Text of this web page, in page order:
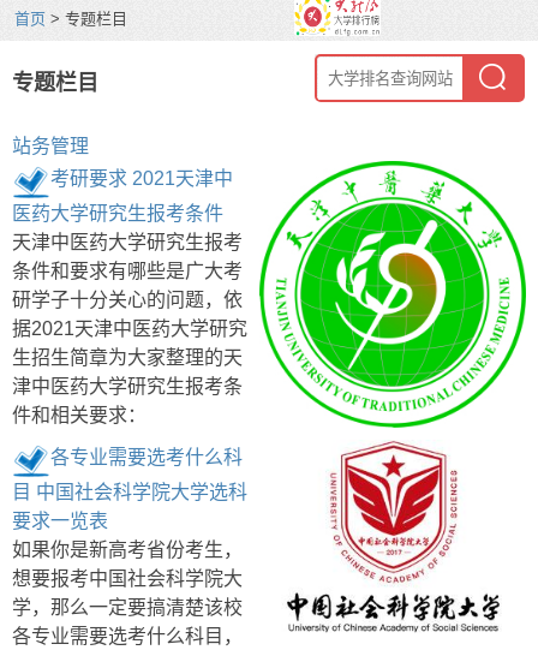
首页 > 专题栏目
专题栏目
站务管理
考研要求 2021天津中
医药大学研究生报考条件
天津中医药大学研究生报考
条件和要求有哪些是广大考
研学子十分关心的问题，依
据2021天津中医药大学研究
生招生简章为大家整理的天
津中医药大学研究生报考条
件和相关要求：
各专业需要选考什么科
目 中国社会科学院大学选科
要求一览表
如果你是新高考省份考生，
想要报考中国社会科学院大
学，那么一定要搞清楚该校
各专业需要选考什么科目，